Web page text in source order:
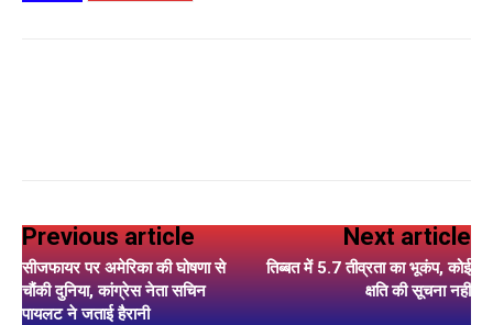
Previous article
सीजफायर पर अमेरिका की घोषणा से
चौंकी दुनिया, कांग्रेस नेता सचिन
पायलट ने जताई हैरानी
Next article
तिब्बत में 5.7 तीव्रता का भूकंप, कोई
क्षति की सूचना नहीं